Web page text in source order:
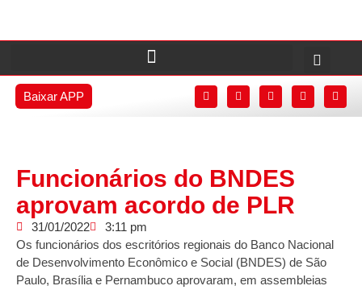
Baixar APP
Funcionários do BNDES
aprovam acordo de PLR
31/01/2022
3:11 pm
Os funcionários dos escritórios regionais do Banco Nacional
de Desenvolvimento Econômico e Social (BNDES) de São
Paulo, Brasília e Pernambuco aprovaram, em assembleias